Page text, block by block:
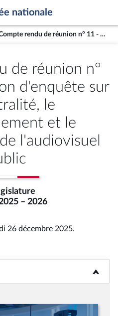
nationale
Compte rendu de réunion n° 11 - Commission d'enquête sur la neutralité, le fonctionnement et le financement de l'audiovisuel public
de réunion n°
d'enquête sur
le
et le
l'audiovisuel
– 2026
26 décembre 2025.
b>